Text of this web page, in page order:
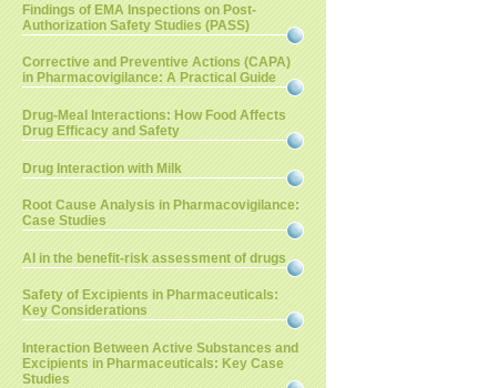
Findings of EMA Inspections on Post-
Authorization Safety Studies (PASS)
Corrective and Preventive Actions (CAPA)
in Pharmacovigilance: A Practical Guide
Drug-Meal Interactions: How Food Affects
Drug Efficacy and Safety
Drug Interaction with Milk
Root Cause Analysis in Pharmacovigilance:
Case Studies
AI in the benefit-risk assessment of drugs
Safety of Excipients in Pharmaceuticals:
Key Considerations
Interaction Between Active Substances and
Excipients in Pharmaceuticals: Key Case
Studies